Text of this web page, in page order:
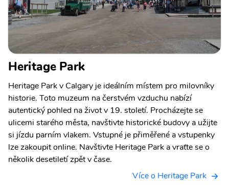
Heritage Park
Heritage Park v Calgary je ideálním místem pro milovníky
historie. Toto muzeum na čerstvém vzduchu nabízí
autentický pohled na život v 19. století. Procházejte se
ulicemi starého města, navštivte historické budovy a užijte
si jízdu parním vlakem. Vstupné je přiměřené a vstupenky
lze zakoupit online. Navštivte Heritage Park a vraťte se o
několik desetiletí zpět v čase.
Více o Heritage Park